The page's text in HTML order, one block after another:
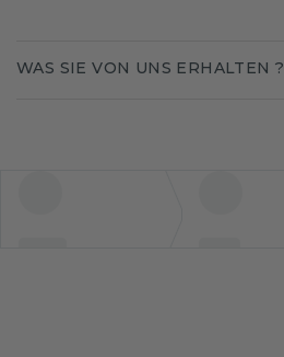
WAS SIE VON UNS ERHALTEN ?